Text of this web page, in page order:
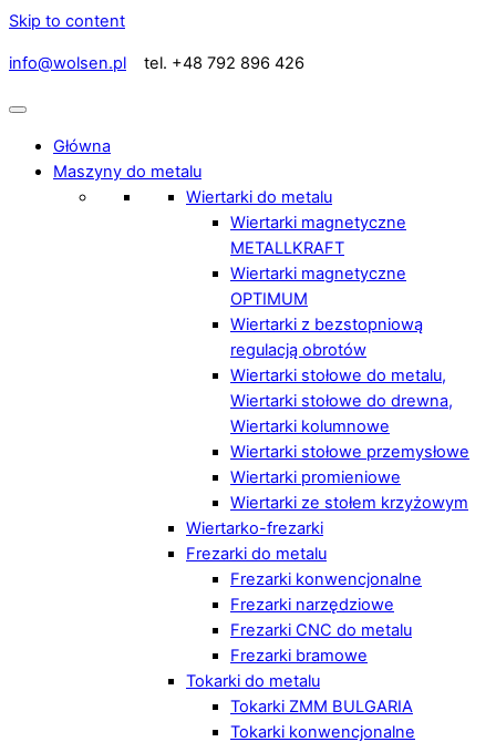
Skip to content
info@wolsen.pl tel. +48 792 896 426
Główna
Maszyny do metalu
Wiertarki do metalu
Wiertarki magnetyczne
METALLKRAFT
Wiertarki magnetyczne
OPTIMUM
Wiertarki z bezstopniową
regulacją obrotów
Wiertarki stołowe do metalu,
Wiertarki stołowe do drewna,
Wiertarki kolumnowe
Wiertarki stołowe przemysłowe
Wiertarki promieniowe
Wiertarki ze stołem krzyżowym
Wiertarko-frezarki
Frezarki do metalu
Frezarki konwencjonalne
Frezarki narzędziowe
Frezarki CNC do metalu
Frezarki bramowe
Tokarki do metalu
Tokarki ZMM BULGARIA
Tokarki konwencjonalne